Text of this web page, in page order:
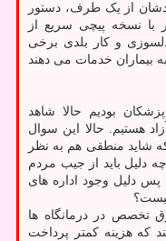
از یک طرف، دستور
نسخه پیچی سریع از
و کار بلدی برخی
بیماران خدمات می دهند
بودیم حالا شاهد
هستیم. حالا این سوال
شاید منطقی هم به نظر
دلیل باید از جیب مردم
پس دلیل وجود اداره های
تخصص در درمانگاه ها
که هزینه کمتر پرداخت